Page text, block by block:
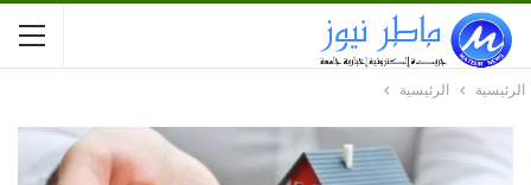
الرئيسية الرئيسية